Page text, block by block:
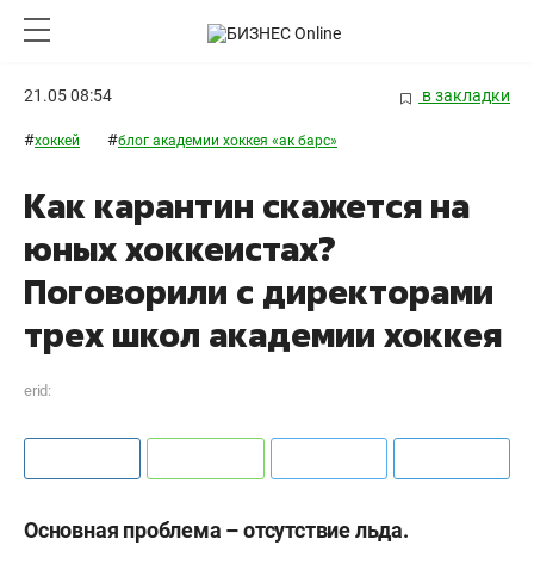
21.05 08:54 в закладки
#хоккей #блог академии хоккея «ак барс»
Как карантин скажется на
юных хоккеистах?
Поговорили с директорами
трех школ академии хоккея
erid:
Основная проблема – отсутствие льда.